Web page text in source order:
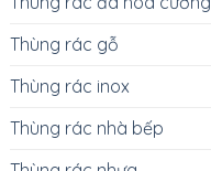
Thùng rác gỗ
Thùng rác inox
Thùng rác nhà bếp